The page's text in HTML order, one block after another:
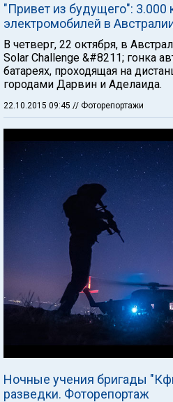
"Привет из будущего": 3.000
электромобилей в
В четверг, 22 октября, в
Solar Challenge &#8211; гонка
батареях, проходящая на
городами Дарвин и Аделаида.
22.10.2015 09:45 // Фоторепортажи
Ночные учения бригады
разведки. Фоторепортаж